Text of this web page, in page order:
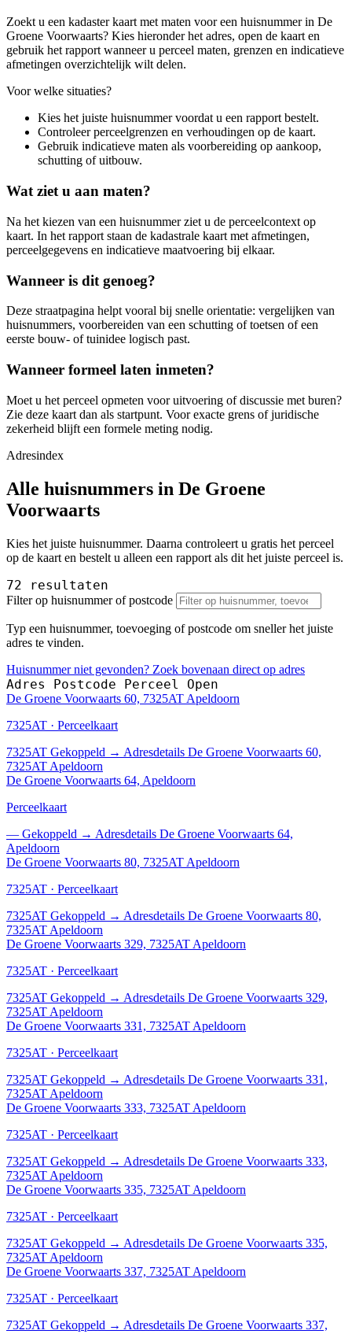
Zoekt u een kadaster kaart met maten voor een huisnummer in De
Groene Voorwaarts? Kies hieronder het adres, open de kaart en
gebruik het rapport wanneer u perceel maten, grenzen en indicatieve
afmetingen overzichtelijk wilt delen.
Voor welke situaties?
Kies het juiste huisnummer voordat u een rapport bestelt.
Controleer perceelgrenzen en verhoudingen op de kaart.
Gebruik indicatieve maten als voorbereiding op aankoop,
schutting of uitbouw.
Wat ziet u aan maten?
Na het kiezen van een huisnummer ziet u de perceelcontext op
kaart. In het rapport staan de kadastrale kaart met afmetingen,
perceelgegevens en indicatieve maatvoering bij elkaar.
Wanneer is dit genoeg?
Deze straatpagina helpt vooral bij snelle orientatie: vergelijken van
huisnummers, voorbereiden van een schutting of toetsen of een
eerste bouw- of tuinidee logisch past.
Wanneer formeel laten inmeten?
Moet u het perceel opmeten voor uitvoering of discussie met buren?
Zie deze kaart dan als startpunt. Voor exacte grens of juridische
zekerheid blijft een formele meting nodig.
Adresindex
Alle huisnummers in De Groene
Voorwaarts
Kies het juiste huisnummer. Daarna controleert u gratis het perceel
op de kaart en bestelt u alleen een rapport als dit het juiste perceel is.
72 resultaten
Filter op huisnummer of postcode
Typ een huisnummer, toevoeging of postcode om sneller het juiste
adres te vinden.
Huisnummer niet gevonden? Zoek bovenaan direct op adres
Adres Postcode Perceel Open
De Groene Voorwaarts 60, 7325AT Apeldoorn
7325AT · Perceelkaart
7325AT Gekoppeld → Adresdetails De Groene Voorwaarts 60,
7325AT Apeldoorn
De Groene Voorwaarts 64, Apeldoorn
Perceelkaart
— Gekoppeld → Adresdetails De Groene Voorwaarts 64,
Apeldoorn
De Groene Voorwaarts 80, 7325AT Apeldoorn
7325AT · Perceelkaart
7325AT Gekoppeld → Adresdetails De Groene Voorwaarts 80,
7325AT Apeldoorn
De Groene Voorwaarts 329, 7325AT Apeldoorn
7325AT · Perceelkaart
7325AT Gekoppeld → Adresdetails De Groene Voorwaarts 329,
7325AT Apeldoorn
De Groene Voorwaarts 331, 7325AT Apeldoorn
7325AT · Perceelkaart
7325AT Gekoppeld → Adresdetails De Groene Voorwaarts 331,
7325AT Apeldoorn
De Groene Voorwaarts 333, 7325AT Apeldoorn
7325AT · Perceelkaart
7325AT Gekoppeld → Adresdetails De Groene Voorwaarts 333,
7325AT Apeldoorn
De Groene Voorwaarts 335, 7325AT Apeldoorn
7325AT · Perceelkaart
7325AT Gekoppeld → Adresdetails De Groene Voorwaarts 335,
7325AT Apeldoorn
De Groene Voorwaarts 337, 7325AT Apeldoorn
7325AT · Perceelkaart
7325AT Gekoppeld → Adresdetails De Groene Voorwaarts 337,